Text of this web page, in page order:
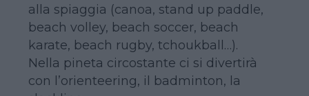
alla spiaggia (canoa, stand up paddle,
beach volley, beach soccer, beach
karate, beach rugby, tchoukball…).
Nella pineta circostante ci si divertirà
con l’orienteering, il badminton, la